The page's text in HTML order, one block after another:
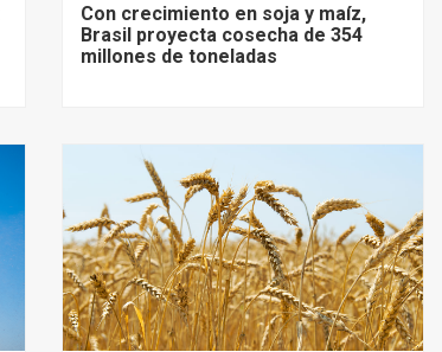
Con crecimiento en soja y maíz,
Brasil proyecta cosecha de 354
millones de toneladas